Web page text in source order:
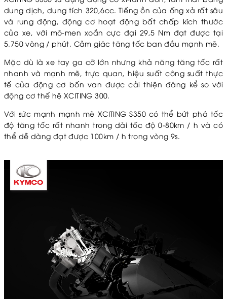
dung dịch, dung tích 320,6cc. Tiếng ồn của ống xả rất sâu
và rung động, động cơ hoạt động bất chấp kích thước
của xe, với mô-men xoắn cực đại 29,5 Nm đạt được tại
5.750 vòng / phút. Cảm giác tăng tốc ban đầu mạnh mẽ.
Mặc dù là xe tay ga cỡ lớn nhưng khả năng tăng tốc rất
nhanh và mạnh mẽ, trực quan, hiệu suất công suất thực
tế của động cơ bốn van được cải thiện đáng kể so với
động cơ thế hệ XCITING 300.
Với sức mạnh mạnh mẽ XCITING S350 có thể bứt phá tốc
độ tăng tốc rất nhanh trong dải tốc độ 0-80km / h và có
thể dễ dàng đạt được 100km / h trong vòng 9s.